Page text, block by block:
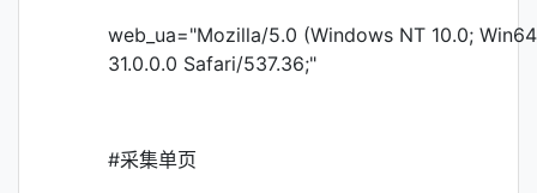
web_ua="Mozilla/5.0 (Windows NT 10.0;
31.0.0.0 Safari/537.36;"
#采集单页